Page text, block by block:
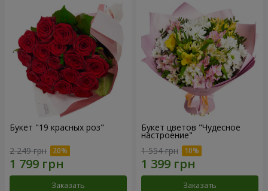
Букет "19 красных роз"
2 249 грн
Заказать
Букет цветов "Чудесное
настроение"
1 554 грн
Заказать